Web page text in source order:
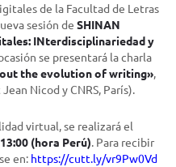
de la Facultad de Letras
sesión de SHINAN
INterdisciplinariedad y
se presentará la charla
the evolution of writing»,
Nicod y CNRS, París).
virtual, se realizará el
(hora Perú). Para recibir
en: https://cutt.ly/vr9Pw0Vd